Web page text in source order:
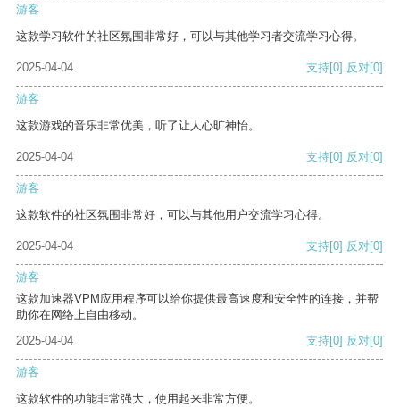
游客
这款学习软件的社区氛围非常好，可以与其他学习者交流学习心得。
2025-04-04 支持[0] 反对[0]
游客
这款游戏的音乐非常优美，听了让人心旷神怡。
2025-04-04 支持[0] 反对[0]
游客
这款软件的社区氛围非常好，可以与其他用户交流学习心得。
2025-04-04 支持[0] 反对[0]
游客
这款加速器VPM应用程序可以给你提供最高速度和安全性的连接，并帮
助你在网络上自由移动。
2025-04-04
支持[0] 反对[0]
游客
这款软件的功能非常强大，使用起来非常方便。